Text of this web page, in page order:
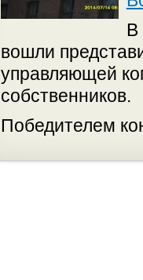
В
вошли
управляющей
собственников.
Победителем